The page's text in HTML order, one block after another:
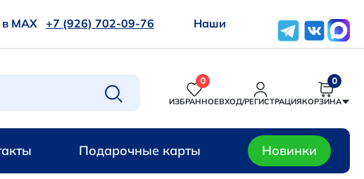
в MAX +7 (926) 702-09-76
Наши
0
ИЗБРАННОЕВХОД/РЕГИСТРАЦИЯ
0
КОРЗИНА
Подарочные карты Новинки